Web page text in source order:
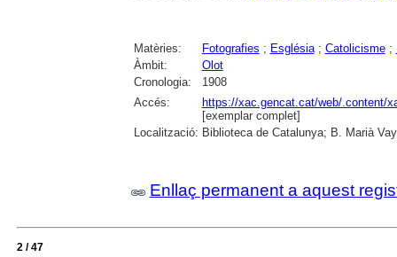
Matèries: Fotografies ; Església; Catolicisme;
Àmbit:
Olot
Cronologia:
1908
Accés:
https://xac.gencat.cat/web/.content/
[exemplar complet]
Localització: Biblioteca de Catalunya; B. Marià
Enllaç permanent a aquest
2 / 47